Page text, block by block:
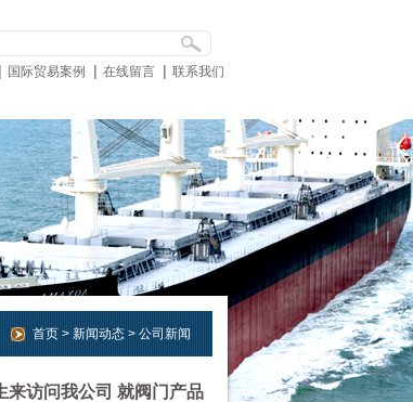
国际贸易案例 在线留言 联系我们
首页 > 新闻动态 > 公司新闻
来访问我公司 就阀门产品